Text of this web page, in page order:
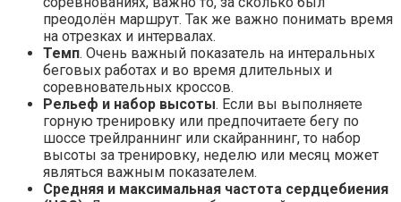
преодолён маршрут. Так же важно понимать время
на отрезках и интервалах.
Темп. Очень важный показатель на интеральных
беговых работах и во время длительных и
соревновательных кроссов.
Рельеф и набор высоты. Если вы выполняете
горную тренировку или предпочитаете бегу по
шоссе трейлраннинг или скайраннинг, то набор
высоты за тренировку, неделю или месяц может
являться важным показателем.
Средняя и максимальная частота сердцебиения